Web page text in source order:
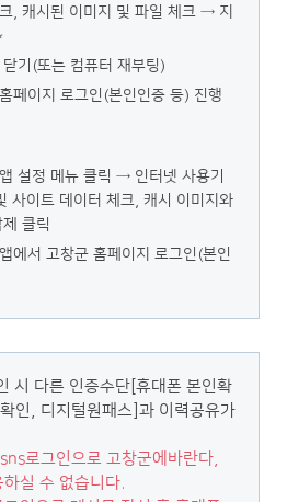
, 캐시된 이미지 및 파일 체크 → 지
기(또는 컴퓨터 재부팅)
페이지 로그인(본인인증 등) 진행
설정 메뉴 클릭 → 인터넷 사용기
사이트 데이터 체크, 캐시 이미지와
클릭
에서 고창군 홈페이지 로그인(본인
시 다른 인증수단[휴대폰 본인확
인, 디지털원패스]과 이력공유가
로그인으로 고창군에바란다,
실 수 없습니다.